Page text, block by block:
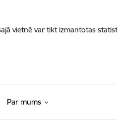
vietnē var tikt izmantotas
Par mums